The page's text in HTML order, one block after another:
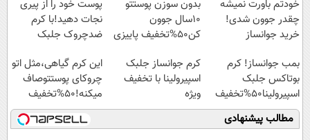
خودتم باورت نمیشه
چقدر جوون شدی!
خرید جوانساز
ویژه
بدون سوزن پوستتو
10سال جوون
کن50%تخفیف پاییزی
پوست خود را از پیری
نجات دهید!با کرم
ضدچروک جلبک
بمب جوانساز! کرم
بوتاکس جلبک
اسپیرولینا50%تخفیف
کرم جوانساز جلبک
اسپیرولینا با تخفیف
ویژه
این کرم گیاهی،مثل اتو
چروکای پوستتوصاف
میکنه!50%تخفیف
مطالب پیشنهادی